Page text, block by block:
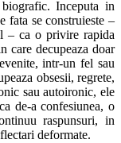
Inceputa in
fata se construieste –
– ca o privire rapida
care decupeaza doar
intr-un fel sau
obsesii, regrete,
sau autoironic, ele
de-a confesiunea, o
raspunsuri, in
deformate.